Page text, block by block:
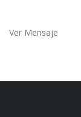
Ver Mensaje